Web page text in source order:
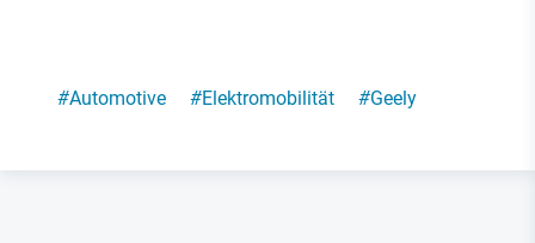
#Automotive #Elektromobilität #Geely